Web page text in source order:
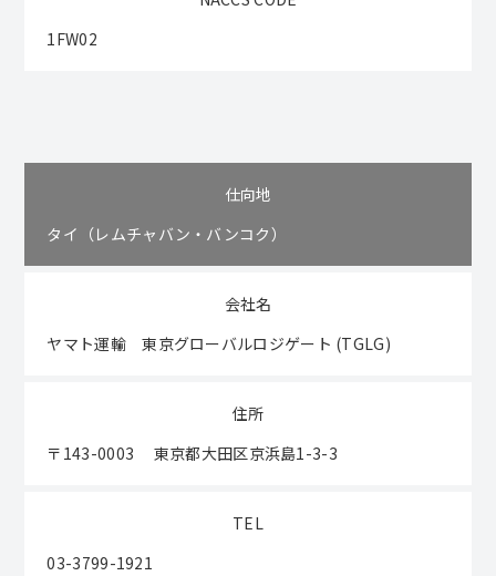
1FW02
仕向地
タイ（レムチャバン・バンコク）
会社名
ヤマト運輸 東京グローバルロジゲート (TGLG)
住所
〒143-0003 東京都大田区京浜島1-3-3
TEL
03-3799-1921